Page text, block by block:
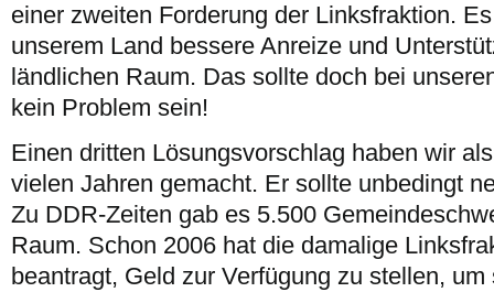
einer zweiten Forderung der Linksfraktion.
unserem Land bessere Anreize und
ländlichen Raum. Das sollte doch bei
kein Problem sein!
Einen dritten Lösungsvorschlag haben wir
vielen Jahren gemacht. Er sollte unbedingt
Zu DDR-Zeiten gab es 5.500
Raum. Schon 2006 hat die damalige
beantragt, Geld zur Verfügung zu stellen, um